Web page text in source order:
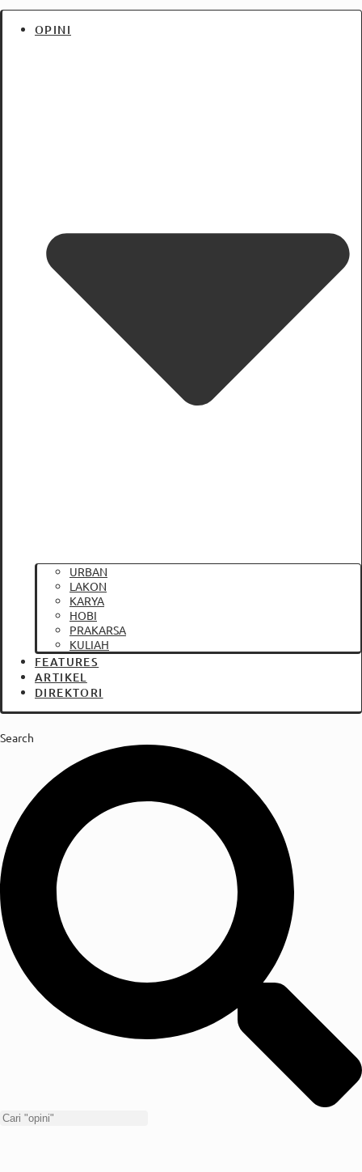
OPINI
URBAN
LAKON
KARYA
HOBI
PRAKARSA
KULIAH
FEATURES
ARTIKEL
DIREKTORI
Search